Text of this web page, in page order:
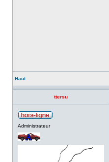
Haut
ttersu
Administrateur